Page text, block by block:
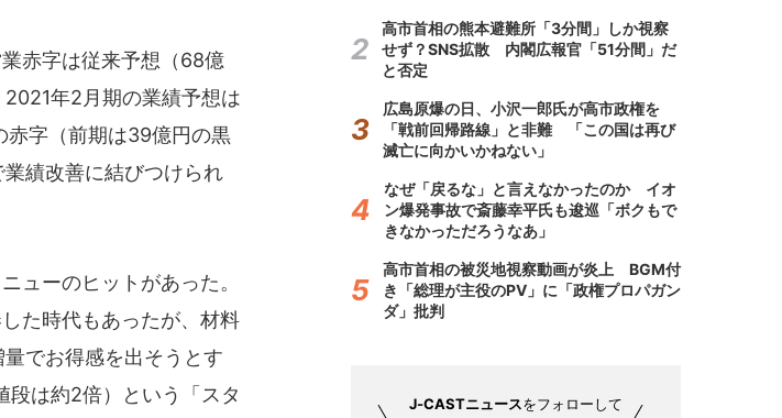
赤字は従来予想（68億
年2月期の業績予想は
赤字（前期は39億円の黒
績改善に結びつけられ
ューのヒットがあった。
た時代もあったが、材料
でお得感を出そうとす
は約2倍）という「スタ
高市首相の熊本避難所「3分間」しか視察
せず？SNS拡散 内閣広報官「51分間」だ
と否定
広島原爆の日、小沢一郎氏が高市政権を
「戦前回帰路線」と非難 「この国は再び
滅亡に向かいかねない」
なぜ「戻るな」と言えなかったのか イオ
ン爆発事故で斎藤幸平氏も逡巡「ボクもで
きなかっただろうなあ」
高市首相の被災地視察動画が炎上 BGM付
き「総理が主役のPV」に「政権プロパガン
ダ」批判
J-CASTニュースをフォローして